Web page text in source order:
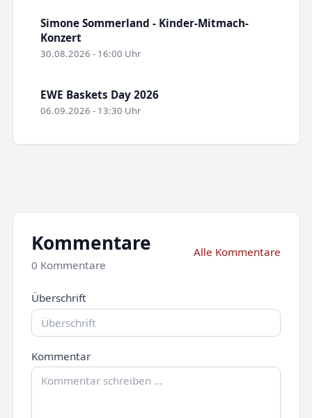
Simone Sommerland - Kinder-Mitmach-
Konzert
30.08.2026 - 16:00 Uhr
EWE Baskets Day 2026
06.09.2026 - 13:30 Uhr
Kommentare
0 Kommentare
Alle Kommentare
Überschrift
Kommentar